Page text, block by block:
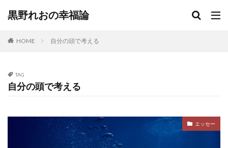
黒野れおの幸福論
HOME 自分の頭で考える
TAG
自分の頭で考える
エッセー